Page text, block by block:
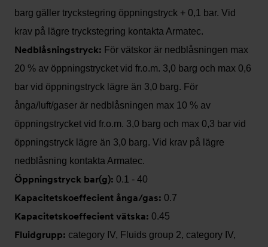
barg gäller tryckstegring öppningstryck + 0,1 bar. Vid
krav på lägre tryckstegring kontakta Armatec.
Nedblåsningstryck: För vätskor är nedblåsningen max
20 % av öppningstrycket vid fr.o.m. 3,0 barg och max 0,6
bar vid öppningstryck lägre än 3,0 barg. För
ånga/luft/gaser är nedblåsningen max 10 % av
öppningstrycket vid fr.o.m. 3,0 barg och max 0,3 bar vid
öppningstryck lägre än 3,0 barg. Vid krav på lägre
nedblåsning kontakta Armatec.
Öppningstryck bar(g): 0.1 - 40
Kapacitetskoeffecient ånga/gas: 0.7
Kapacitetskoeffecient vätska: 0.45
Fluidgrupp: category IV, Fluids group 2, category IV,